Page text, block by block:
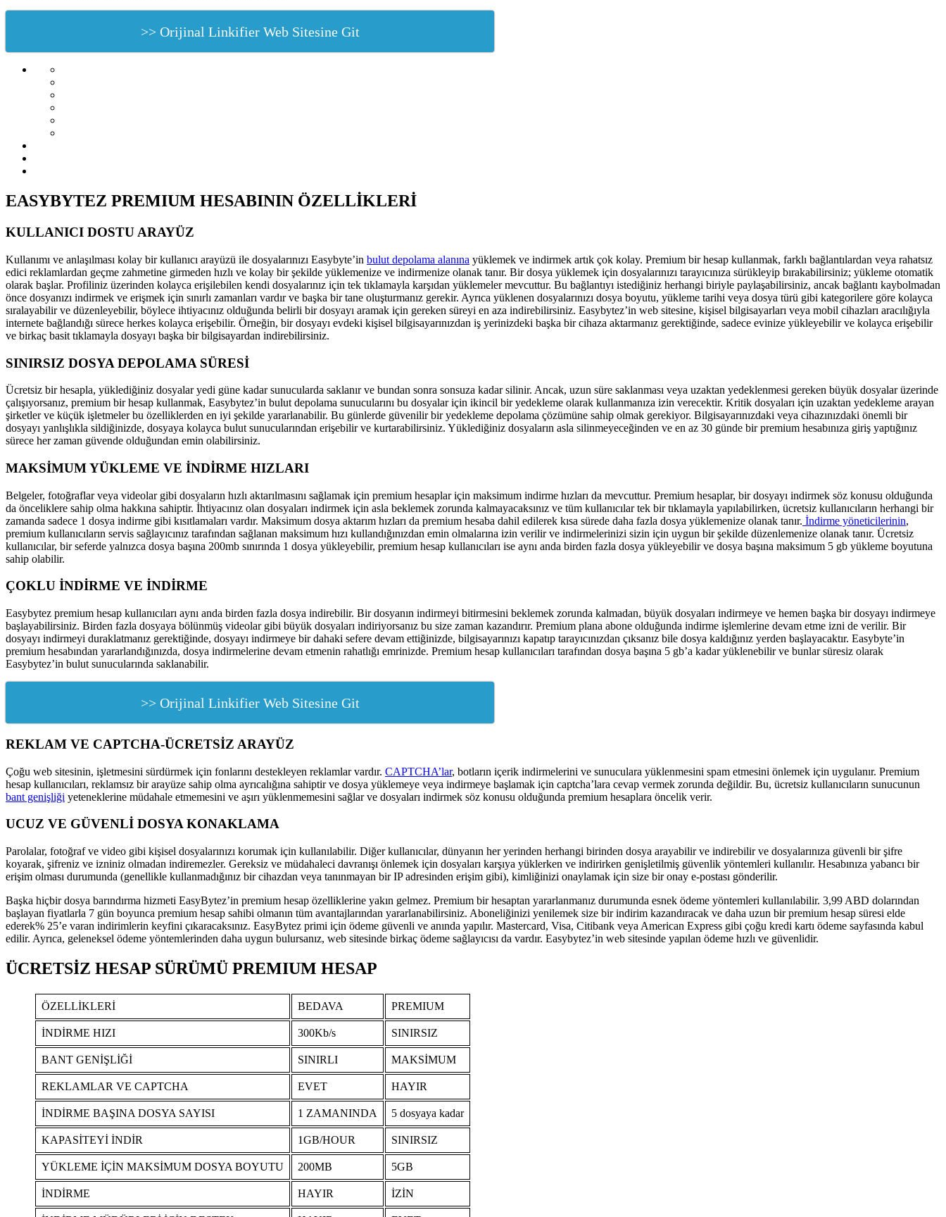
>> Orijinal Linkifier Web Sitesine Git
EASYBYTEZ PREMIUM HESABININ ÖZELLİKLERİ
KULLANICI DOSTU ARAYÜZ
Kullanımı ve anlaşılması kolay bir kullanıcı arayüzü ile dosyalarınızı Easybyte’in bulut depolama alanına yüklemek ve indirmek artık çok kolay. Premium bir hesap kullanmak, farklı bağlantılardan veya rahatsız
edici reklamlardan geçme zahmetine girmeden hızlı ve kolay bir şekilde yüklemenize ve indirmenize olanak tanır. Bir dosya yüklemek için dosyalarınızı tarayıcınıza sürükleyip bırakabilirsiniz; yükleme otomatik
olarak başlar. Profiliniz üzerinden kolayca erişilebilen kendi dosyalarınız için tek tıklamayla karşıdan yüklemeler mevcuttur. Bu bağlantıyı istediğiniz herhangi biriyle paylaşabilirsiniz, ancak bağlantı kaybolmadan
önce dosyanızı indirmek ve erişmek için sınırlı zamanları vardır ve başka bir tane oluşturmanız gerekir. Ayrıca yüklenen dosyalarınızı dosya boyutu, yükleme tarihi veya dosya türü gibi kategorilere göre kolayca
sıralayabilir ve düzenleyebilir, böylece ihtiyacınız olduğunda belirli bir dosyayı aramak için gereken süreyi en aza indirebilirsiniz. Easybytez’in web sitesine, kişisel bilgisayarları veya mobil cihazları aracılığıyla
internete bağlandığı sürece herkes kolayca erişebilir. Örneğin, bir dosyayı evdeki kişisel bilgisayarınızdan iş yerinizdeki başka bir cihaza aktarmanız gerektiğinde, sadece evinize yükleyebilir ve kolayca erişebilir
ve birkaç basit tıklamayla dosyayı başka bir bilgisayardan indirebilirsiniz.
SINIRSIZ DOSYA DEPOLAMA SÜRESİ
Ücretsiz bir hesapla, yüklediğiniz dosyalar yedi güne kadar sunucularda saklanır ve bundan sonra sonsuza kadar silinir. Ancak, uzun süre saklanması veya uzaktan yedeklenmesi gereken büyük dosyalar üzerinde
çalışıyorsanız, premium bir hesap kullanmak, Easybytez’in bulut depolama sunucularını bu dosyalar için ikincil bir yedekleme olarak kullanmanıza izin verecektir. Kritik dosyaları için uzaktan yedekleme arayan
şirketler ve küçük işletmeler bu özelliklerden en iyi şekilde yararlanabilir. Bu günlerde güvenilir bir yedekleme depolama çözümüne sahip olmak gerekiyor. Bilgisayarınızdaki veya cihazınızdaki önemli bir
dosyayı yanlışlıkla sildiğinizde, dosyaya kolayca bulut sunucularından erişebilir ve kurtarabilirsiniz. Yüklediğiniz dosyaların asla silinmeyeceğinden ve en az 30 günde bir premium hesabınıza giriş yaptığınız
sürece her zaman güvende olduğundan emin olabilirsiniz.
MAKSİMUM YÜKLEME VE İNDİRME HIZLARI
Belgeler, fotoğraflar veya videolar gibi dosyaların hızlı aktarılmasını sağlamak için premium hesaplar için maksimum indirme hızları da mevcuttur. Premium hesaplar, bir dosyayı indirmek söz konusu olduğunda
da önceliklere sahip olma hakkına sahiptir. İhtiyacınız olan dosyaları indirmek için asla beklemek zorunda kalmayacaksınız ve tüm kullanıcılar tek bir tıklamayla yapılabilirken, ücretsiz kullanıcıların herhangi bir
zamanda sadece 1 dosya indirme gibi kısıtlamaları vardır. Maksimum dosya aktarım hızları da premium hesaba dahil edilerek kısa sürede daha fazla dosya yüklemenize olanak tanır. İndirme yöneticilerinin,
premium kullanıcıların servis sağlayıcınız tarafından sağlanan maksimum hızı kullandığınızdan emin olmalarına izin verilir ve indirmelerinizi sizin için uygun bir şekilde düzenlemenize olanak tanır. Ücretsiz
kullanıcılar, bir seferde yalnızca dosya başına 200mb sınırında 1 dosya yükleyebilir, premium hesap kullanıcıları ise aynı anda birden fazla dosya yükleyebilir ve dosya başına maksimum 5 gb yükleme boyutuna
sahip olabilir.
ÇOKLU İNDİRME VE İNDİRME
Easybytez premium hesap kullanıcıları aynı anda birden fazla dosya indirebilir. Bir dosyanın indirmeyi bitirmesini beklemek zorunda kalmadan, büyük dosyaları indirmeye ve hemen başka bir dosyayı indirmeye
başlayabilirsiniz. Birden fazla dosyaya bölünmüş videolar gibi büyük dosyaları indiriyorsanız bu size zaman kazandırır. Premium plana abone olduğunda indirme işlemlerine devam etme izni de verilir. Bir
dosyayı indirmeyi duraklatmanız gerektiğinde, dosyayı indirmeye bir dahaki sefere devam ettiğinizde, bilgisayarınızı kapatıp tarayıcınızdan çıksanız bile dosya kaldığınız yerden başlayacaktır. Easybyte’in
premium hesabından yararlandığınızda, dosya indirmelerine devam etmenin rahatlığı emrinizde. Premium hesap kullanıcıları tarafından dosya başına 5 gb’a kadar yüklenebilir ve bunlar süresiz olarak
Easybytez’in bulut sunucularında saklanabilir.
>> Orijinal Linkifier Web Sitesine Git
REKLAM VE CAPTCHA-ÜCRETSİZ ARAYÜZ
Çoğu web sitesinin, işletmesini sürdürmek için fonlarını destekleyen reklamlar vardır. CAPTCHA’lar, botların içerik indirmelerini ve sunuculara yüklenmesini spam etmesini önlemek için uygulanır. Premium
hesap kullanıcıları, reklamsız bir arayüze sahip olma ayrıcalığına sahiptir ve dosya yüklemeye veya indirmeye başlamak için captcha’lara cevap vermek zorunda değildir. Bu, ücretsiz kullanıcıların sunucunun
bant genişliği yeteneklerine müdahale etmemesini ve aşırı yüklenmemesini sağlar ve dosyaları indirmek söz konusu olduğunda premium hesaplara öncelik verir.
UCUZ VE GÜVENLİ DOSYA KONAKLAMA
Parolalar, fotoğraf ve video gibi kişisel dosyalarınızı korumak için kullanılabilir. Diğer kullanıcılar, dünyanın her yerinden herhangi birinden dosya arayabilir ve indirebilir ve dosyalarınıza güvenli bir şifre
koyarak, şifreniz ve izniniz olmadan indiremezler. Gereksiz ve müdahaleci davranışı önlemek için dosyaları karşıya yüklerken ve indirirken genişletilmiş güvenlik yöntemleri kullanılır. Hesabınıza yabancı bir
erişim olması durumunda (genellikle kullanmadığınız bir cihazdan veya tanınmayan bir IP adresinden erişim gibi), kimliğinizi onaylamak için size bir onay e-postası gönderilir.
Başka hiçbir dosya barındırma hizmeti EasyBytez’in premium hesap özelliklerine yakın gelmez. Premium bir hesaptan yararlanmanız durumunda esnek ödeme yöntemleri kullanılabilir. 3,99 ABD dolarından
başlayan fiyatlarla 7 gün boyunca premium hesap sahibi olmanın tüm avantajlarından yararlanabilirsiniz. Aboneliğinizi yenilemek size bir indirim kazandıracak ve daha uzun bir premium hesap süresi elde
ederek% 25’e varan indirimlerin keyfini çıkaracaksınız. EasyBytez primi için ödeme güvenli ve anında yapılır. Mastercard, Visa, Citibank veya American Express gibi çoğu kredi kartı ödeme sayfasında kabul
edilir. Ayrıca, geleneksel ödeme yöntemlerinden daha uygun bulursanız, web sitesinde birkaç ödeme sağlayıcısı da vardır. Easybytez’in web sitesinde yapılan ödeme hızlı ve güvenlidir.
ÜCRETSİZ HESAP SÜRÜMÜ PREMIUM HESAP
ÖZELLİKLERİ BEDAVA PREMIUM
İNDİRME HIZI 300Kb/s SINIRSIZ
BANT GENİŞLİĞİ SINIRLI MAKSİMUM
REKLAMLAR VE CAPTCHA EVET HAYIR
İNDİRME BAŞINA DOSYA SAYISI 1 ZAMANINDA 5 dosyaya kadar
KAPASİTEYİ İNDİR 1GB/HOUR SINIRSIZ
YÜKLEME İÇİN MAKSİMUM DOSYA BOYUTU 200MB 5GB
İNDİRME HAYIR İZİN